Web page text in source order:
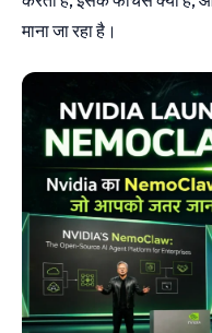
माना जा रहा है।